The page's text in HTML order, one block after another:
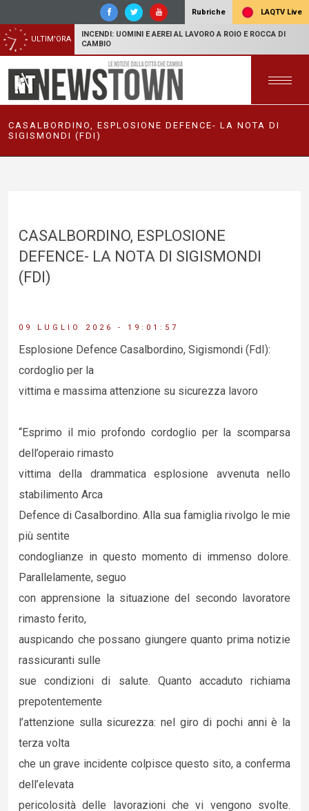
Rubriche LAQTV Live
ULTIM'ORA
INCENDI: UOMINI E AEREI AL LAVORO A ROIO E ROCCA DI
CAMBIO
CASALBORDINO, ESPLOSIONE DEFENCE- LA NOTA DI
SIGISMONDI (FDI)
CASALBORDINO, ESPLOSIONE
DEFENCE- LA NOTA DI SIGISMONDI
(FDI)
09 LUGLIO 2026 - 19:01:57
Esplosione Defence Casalbordino, Sigismondi (FdI):
cordoglio per la
vittima e massima attenzione su sicurezza lavoro
“Esprimo il mio profondo cordoglio per la scomparsa
dell’operaio rimasto
vittima della drammatica esplosione avvenuta nello
stabilimento Arca
Defence di Casalbordino. Alla sua famiglia rivolgo le mie
più sentite
condoglianze in questo momento di immenso dolore.
Parallelamente, seguo
con apprensione la situazione del secondo lavoratore
rimasto ferito,
auspicando che possano giungere quanto prima notizie
rassicuranti sulle
sue condizioni di salute. Quanto accaduto richiama
prepotentemente
l’attenzione sulla sicurezza: nel giro di pochi anni è la
terza volta
che un grave incidente colpisce questo sito, a conferma
dell’elevata
pericolosità delle lavorazioni che vi vengono svolte.